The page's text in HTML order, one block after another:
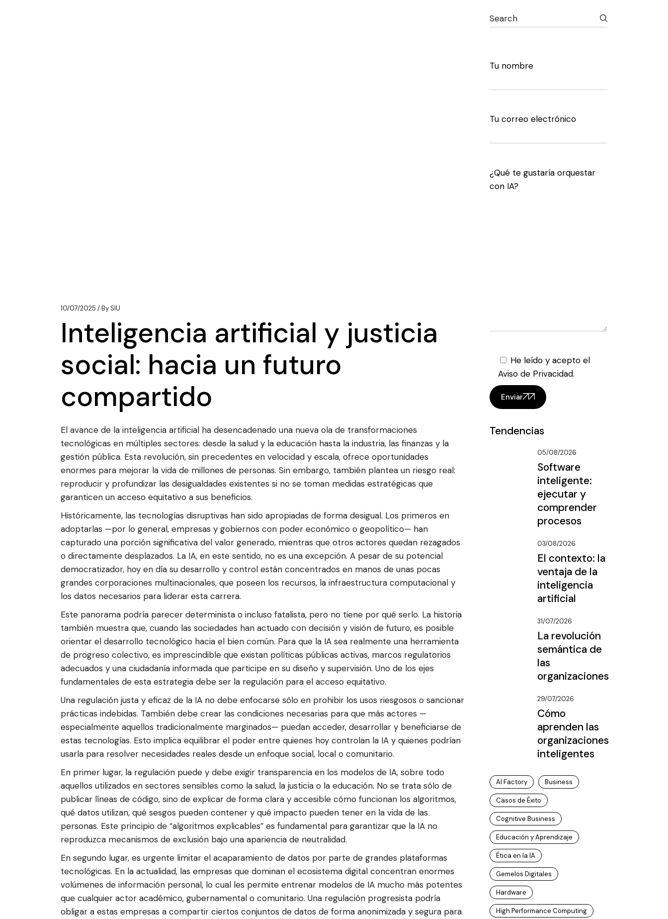
10/07/2025 BySIU
Inteligencia artificial y justicia
social: hacia un futuro
compartido
El avance de la inteligencia artificial ha desencadenado una nueva ola de transformaciones
tecnológicas en múltiples sectores: desde la salud y la educación hasta la industria, las finanzas y la
gestión pública. Esta revolución, sin precedentes en velocidad y escala, ofrece oportunidades
enormes para mejorar la vida de millones de personas. Sin embargo, también plantea un riesgo real:
reproducir y profundizar las desigualdades existentes si no se toman medidas estratégicas que
garanticen un acceso equitativo a sus beneficios.
Históricamente, las tecnologías disruptivas han sido apropiadas de forma desigual. Los primeros en
adoptarlas —por lo general, empresas y gobiernos con poder económico o geopolítico— han
capturado una porción significativa del valor generado, mientras que otros actores quedan rezagados
o directamente desplazados. La IA, en este sentido, no es una excepción. A pesar de su potencial
democratizador, hoy en día su desarrollo y control están concentrados en manos de unas pocas
grandes corporaciones multinacionales, que poseen los recursos, la infraestructura computacional y
los datos necesarios para liderar esta carrera.
Este panorama podría parecer determinista o incluso fatalista, pero no tiene por qué serlo. La historia
también muestra que, cuando las sociedades han actuado con decisión y visión de futuro, es posible
orientar el desarrollo tecnológico hacia el bien común. Para que la IA sea realmente una herramienta
de progreso colectivo, es imprescindible que existan políticas públicas activas, marcos regulatorios
adecuados y una ciudadanía informada que participe en su diseño y supervisión. Uno de los ejes
fundamentales de esta estrategia debe ser la regulación para el acceso equitativo.
Una regulación justa y eficaz de la IA no debe enfocarse sólo en prohibir los usos riesgosos o sancionar
prácticas indebidas. También debe crear las condiciones necesarias para que más actores —
especialmente aquellos tradicionalmente marginados— puedan acceder, desarrollar y beneficiarse de
estas tecnologías. Esto implica equilibrar el poder entre quienes hoy controlan la IA y quienes podrían
usarla para resolver necesidades reales desde un enfoque social, local o comunitario.
En primer lugar, la regulación puede y debe exigir transparencia en los modelos de IA, sobre todo
aquellos utilizados en sectores sensibles como la salud, la justicia o la educación. No se trata sólo de
publicar líneas de código, sino de explicar de forma clara y accesible cómo funcionan los algoritmos,
qué datos utilizan, qué sesgos pueden contener y qué impacto pueden tener en la vida de las
personas. Este principio de “algoritmos explicables” es fundamental para garantizar que la IA no
reproduzca mecanismos de exclusión bajo una apariencia de neutralidad.
En segundo lugar, es urgente limitar el acaparamiento de datos por parte de grandes plataformas
tecnológicas. En la actualidad, las empresas que dominan el ecosistema digital concentran enormes
volúmenes de información personal, lo cual les permite entrenar modelos de IA mucho más potentes
que cualquier actor académico, gubernamental o comunitario. Una regulación progresista podría
obligar a estas empresas a compartir ciertos conjuntos de datos de forma anonimizada y segura para
Search
Tu nombre
Tu correo electrónico
¿Qué te gustaría orquestar
con IA?
He leído y acepto el
Aviso de Privacidad.
Enviar
Tendencias
05/08/2026
Software
inteligente:
ejecutar y
comprender
procesos
03/08/2026
El contexto: la
ventaja de la
inteligencia
artificial
31/07/2026
La revolución
semántica de
las
organizaciones
29/07/2026
Cómo
aprenden las
organizaciones
inteligentes
AI Factory Business
Casos de Éxito
Cognitive Business
Educación y Aprendizaje
Ética en la IA
Gemelos Digitales
Hardware
High Performance Computing